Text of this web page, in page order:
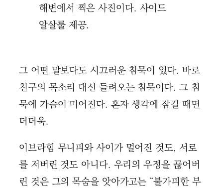
해변에서 찍은 사진이다. 사이드
알살룰 제공.
그 어떤 말보다도 시끄러운 침묵이 있다. 바로
친구의 목소리 대신 들려오는 침묵이다. 그 침
묵에 가슴이 미어진다. 혼자 생각에 잠길 때면
더더욱.
이브라힘 무니피와 사이가 멀어진 것도, 서로
를 저버린 것도 아니다. 우리의 우정을 끊어버
린 것은 그의 목숨을 앗아가고는 “불가피한 부